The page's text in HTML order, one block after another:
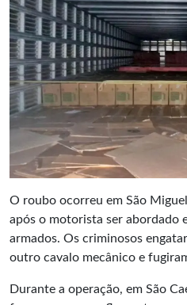
O roubo ocorreu em São
após o motorista ser abordado
armados. Os criminosos
outro cavalo mecânico e
Durante a operação, em São